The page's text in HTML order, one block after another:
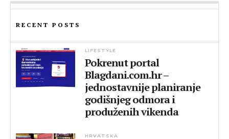
RECENT POSTS
LIFESTYLE
Pokrenut portal
Blagdani.com.hr –
jednostavnije planiranje
godišnjeg odmora i
produženih vikenda
HRVATSKA